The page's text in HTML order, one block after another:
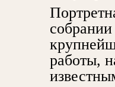
работы,